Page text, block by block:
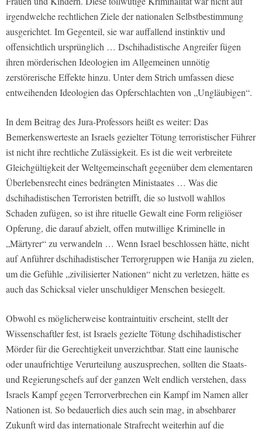
irgendwelche rechtlichen Ziele der nationalen Selbstbestimmung
ausgerichtet. Im Gegenteil, sie war auffallend instinktiv und
offensichtlich ursprünglich … Dschihadistische Angreifer fügen
ihren mörderischen Ideologien im Allgemeinen unnötig
zerstörerische Effekte hinzu. Unter dem Strich umfassen diese
entweihenden Ideologien das Opferschlachten von „Ungläubigen“.
In dem Beitrag des Jura-Professors heißt es weiter: Das
Bemerkenswerteste an Israels gezielter Tötung terroristischer Führer
ist nicht ihre rechtliche Zulässigkeit. Es ist die weit verbreitete
Gleichgültigkeit der Weltgemeinschaft gegenüber dem elementaren
Überlebensrecht eines bedrängten Ministaates … Was die
dschihadistischen Terroristen betrifft, die so lustvoll wahllos
Schaden zufügen, so ist ihre rituelle Gewalt eine Form religiöser
Opferung, die darauf abzielt, offen mutwillige Kriminelle in
„Märtyrer“ zu verwandeln … Wenn Israel beschlossen hätte, nicht
auf Anführer dschihadistischer Terrorgruppen wie Hanija zu zielen,
um die Gefühle „zivilisierter Nationen“ nicht zu verletzen, hätte es
auch das Schicksal vieler unschuldiger Menschen besiegelt.
Obwohl es möglicherweise kontraintuitiv erscheint, stellt der
Wissenschaftler fest, ist Israels gezielte Tötung dschihadistischer
Mörder für die Gerechtigkeit unverzichtbar. Statt eine launische
oder unaufrichtige Verurteilung auszusprechen, sollten die Staats-
und Regierungschefs auf der ganzen Welt endlich verstehen, dass
Israels Kampf gegen Terrorverbrechen ein Kampf im Namen aller
Nationen ist. So bedauerlich dies auch sein mag, in absehbarer
Zukunft wird das internationale Strafrecht weiterhin auf die